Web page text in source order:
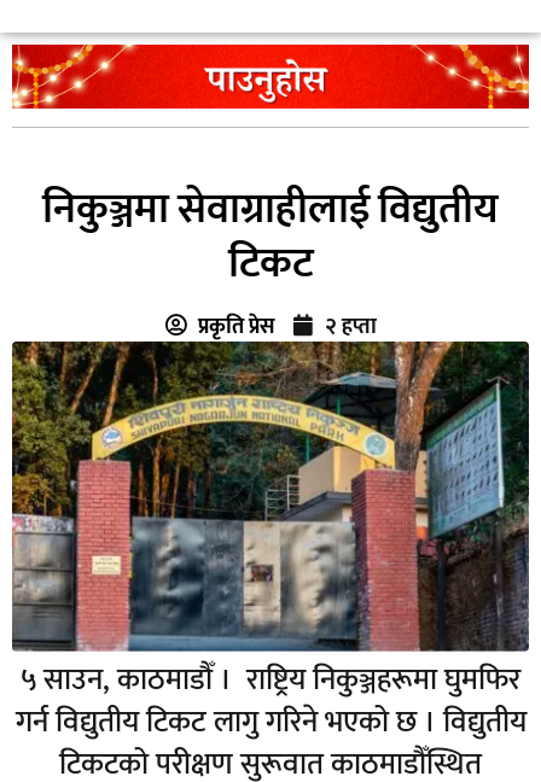
निकुञ्जमा सेवाग्राहीलाई विद्युतीय
टिकट
प्रकृति प्रेस २ हप्ता
५ साउन, काठमाडौँ । राष्ट्रिय निकुञ्जहरूमा घुमफिर
गर्न विद्युतीय टिकट लागु गरिने भएको छ । विद्युतीय
टिकटको परीक्षण सुरूवात काठमाडौँस्थित